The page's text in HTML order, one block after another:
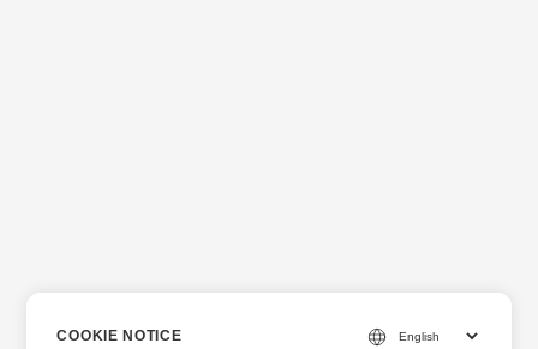
COOKIE NOTICE